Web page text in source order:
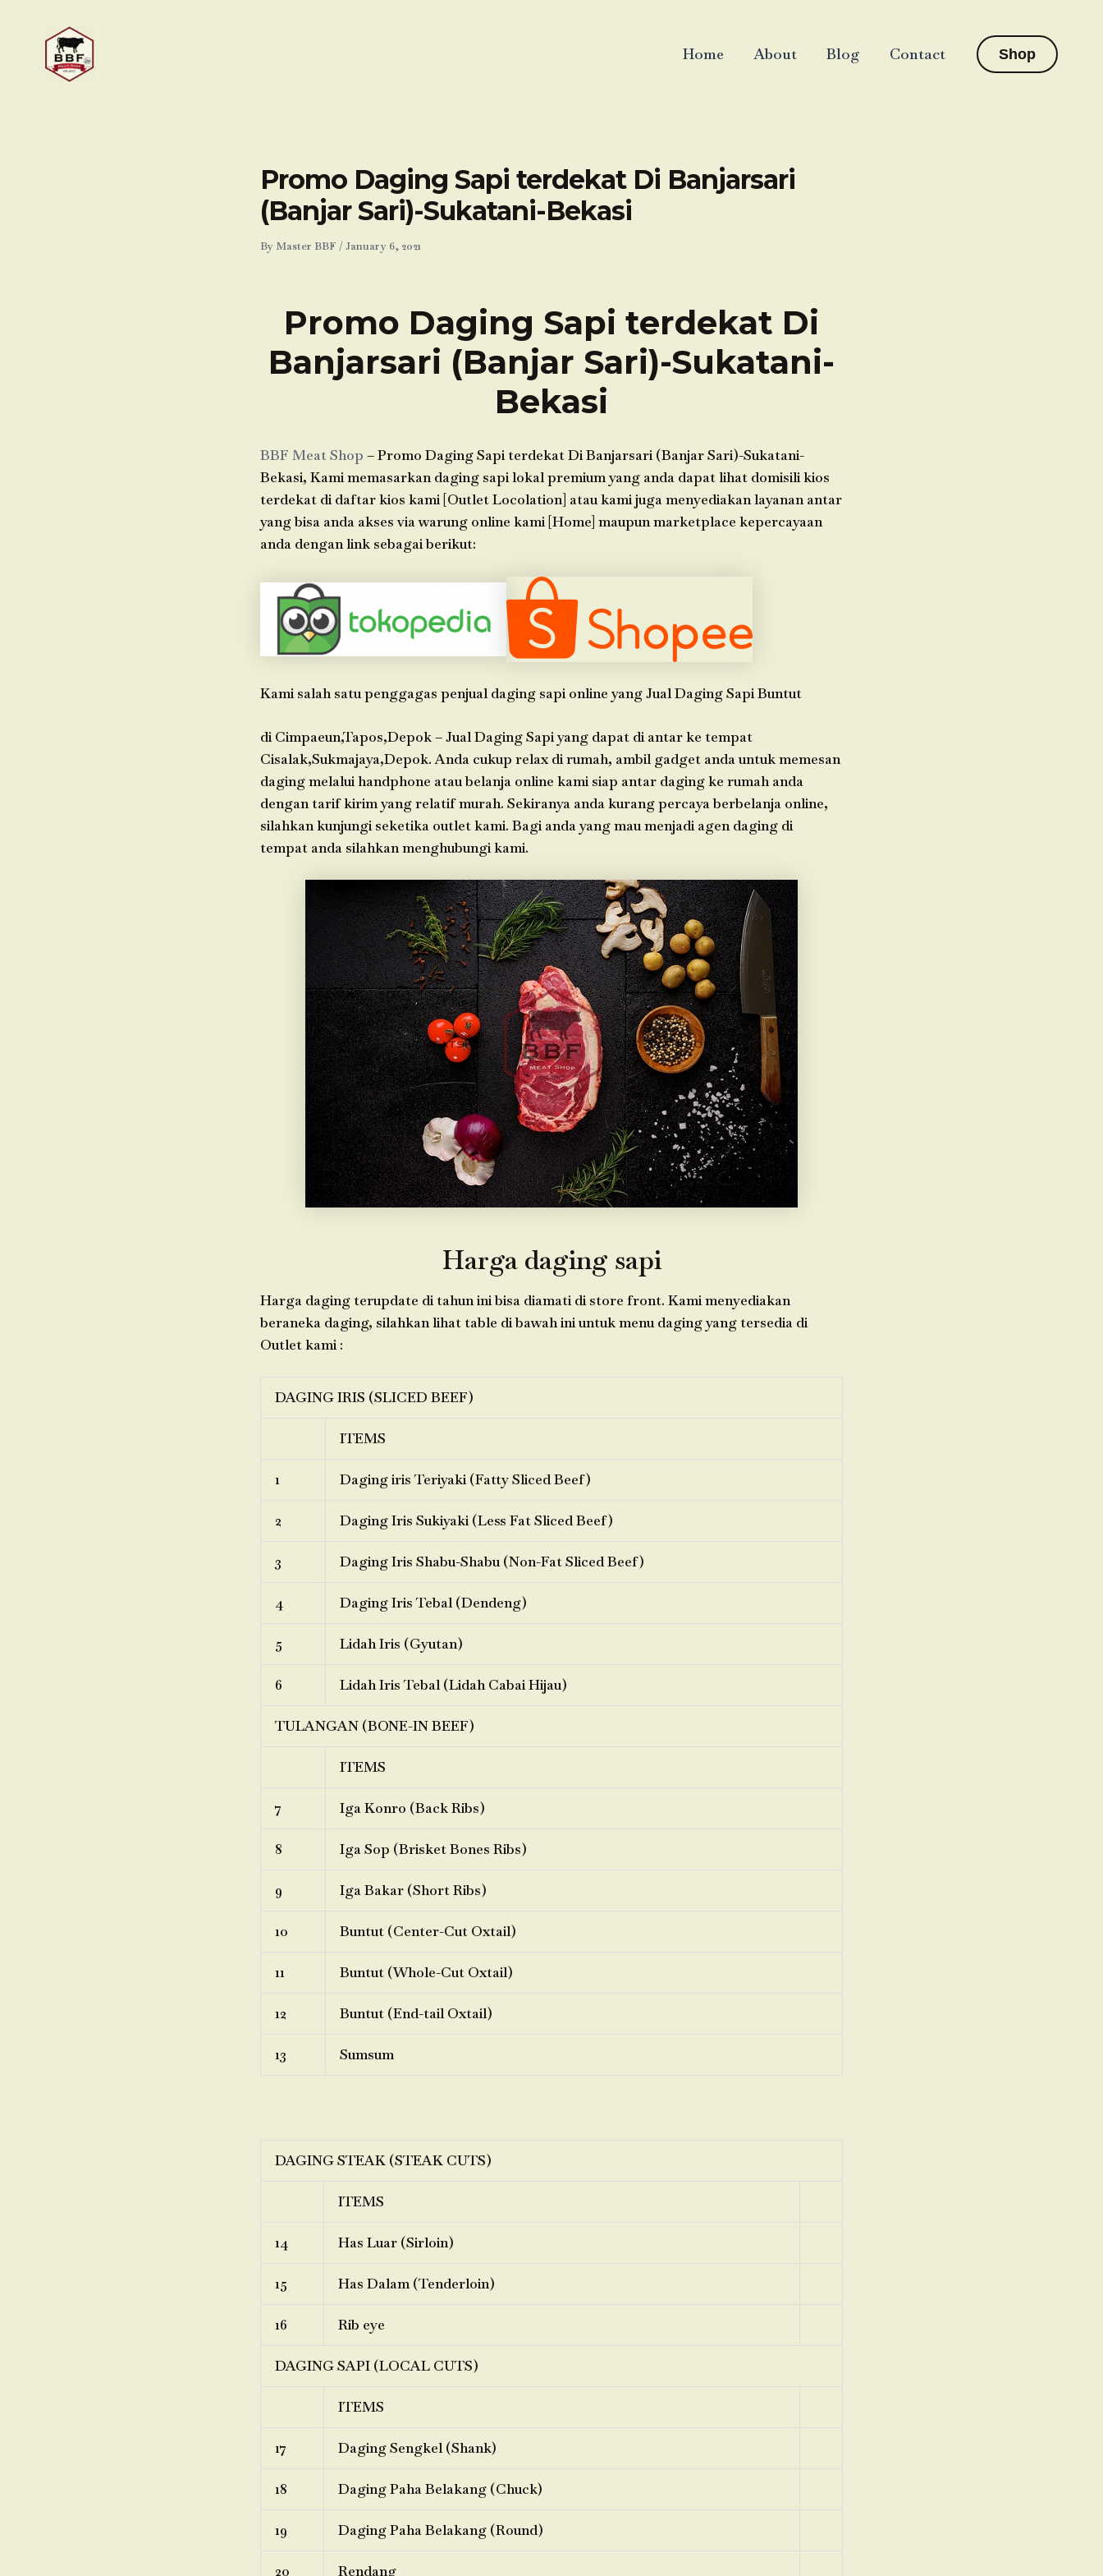
Home About Blog Contact Shop
Promo Daging Sapi terdekat Di Banjarsari
(Banjar Sari)-Sukatani-Bekasi
By Master BBF /January 6, 2021
Promo Daging Sapi terdekat Di
Banjarsari (Banjar Sari)-Sukatani-
Bekasi
BBF Meat Shop – Promo Daging Sapi terdekat Di Banjarsari (Banjar Sari)-Sukatani-
Bekasi, Kami memasarkan daging sapi lokal premium yang anda dapat lihat domisili kios
terdekat di daftar kios kami [Outlet Locolation] atau kami juga menyediakan layanan antar
yang bisa anda akses via warung online kami [Home] maupun marketplace kepercayaan
anda dengan link sebagai berikut:
Kami salah satu penggagas penjual daging sapi online yang Jual Daging Sapi Buntut
di Cimpaeun,Tapos,Depok – Jual Daging Sapi yang dapat di antar ke tempat
Cisalak,Sukmajaya,Depok. Anda cukup relax di rumah, ambil gadget anda untuk memesan
daging melalui handphone atau belanja online kami siap antar daging ke rumah anda
dengan tarif kirim yang relatif murah. Sekiranya anda kurang percaya berbelanja online,
silahkan kunjungi seketika outlet kami. Bagi anda yang mau menjadi agen daging di
tempat anda silahkan menghubungi kami.
Harga daging sapi
Harga daging terupdate di tahun ini bisa diamati di store front. Kami menyediakan
beraneka daging, silahkan lihat table di bawah ini untuk menu daging yang tersedia di
Outlet kami :
DAGING IRIS (SLICED BEEF)
ITEMS
1 Daging iris Teriyaki (Fatty Sliced Beef)
2 Daging Iris Sukiyaki (Less Fat Sliced Beef)
3 Daging Iris Shabu-Shabu (Non-Fat Sliced Beef)
4 Daging Iris Tebal (Dendeng)
5 Lidah Iris (Gyutan)
6 Lidah Iris Tebal (Lidah Cabai Hijau)
TULANGAN (BONE-IN BEEF)
ITEMS
7 Iga Konro (Back Ribs)
8 Iga Sop (Brisket Bones Ribs)
9 Iga Bakar (Short Ribs)
10 Buntut (Center-Cut Oxtail)
11 Buntut (Whole-Cut Oxtail)
12 Buntut (End-tail Oxtail)
13 Sumsum
DAGING STEAK (STEAK CUTS)
ITEMS
14 Has Luar (Sirloin)
15 Has Dalam (Tenderloin)
16 Rib eye
DAGING SAPI (LOCAL CUTS)
ITEMS
17 Daging Sengkel (Shank)
18 Daging Paha Belakang (Chuck)
19 Daging Paha Belakang (Round)
20 Rendang